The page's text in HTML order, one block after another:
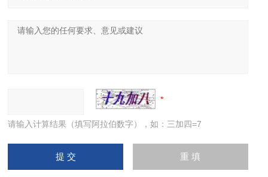
请输入计算结果（填写阿拉伯数字），如：三加四=7